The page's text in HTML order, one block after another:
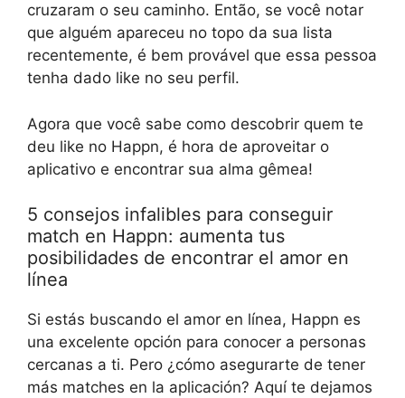
cruzaram o seu caminho. Então, se você notar
que alguém apareceu no topo da sua lista
recentemente, é bem provável que essa pessoa
tenha dado like no seu perfil.
Agora que você sabe como descobrir quem te
deu like no Happn, é hora de aproveitar o
aplicativo e encontrar sua alma gêmea!
5 consejos infalibles para conseguir
match en Happn: aumenta tus
posibilidades de encontrar el amor en
línea
Si estás buscando el amor en línea, Happn es
una excelente opción para conocer a personas
cercanas a ti. Pero ¿cómo asegurarte de tener
más matches en la aplicación? Aquí te dejamos